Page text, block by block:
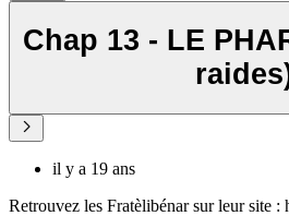
Chap 13 - LE
il y a 19 ans
Retrouvez les Fratèlibénar sur leur site :